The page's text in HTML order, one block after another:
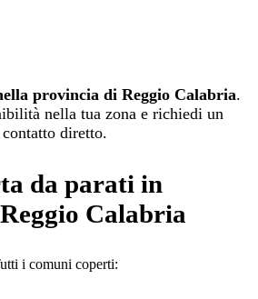
provincia di Reggio Calabria.
nella tua zona e richiedi un
contatto diretto.
da parati in
Calabria
i comuni coperti: